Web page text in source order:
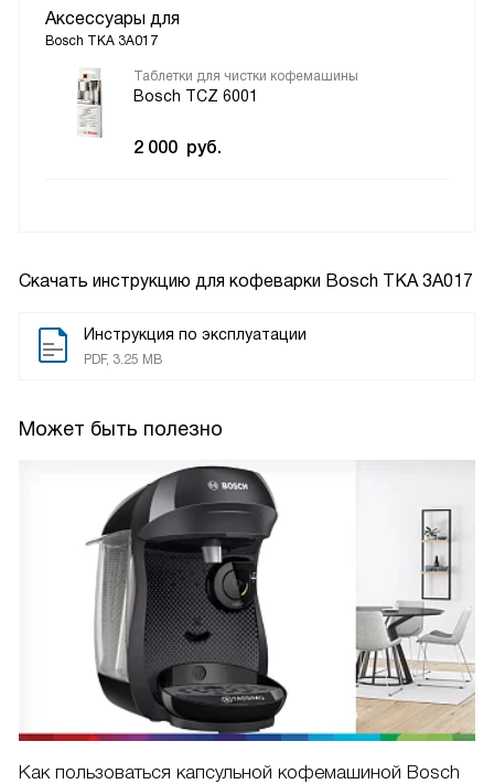
Скачать инструкцию для кофеварки Bosch TKA 3A017
Инструкция по эксплуатации
PDF, 3.25 MB
Может быть полезно
Как пользоваться капсульной кофемашиной Bosch
Аксессуары для
Bosch TKA 3A017
Таблетки для чистки кофемашины
Bosch TCZ 6001
2 000 руб.